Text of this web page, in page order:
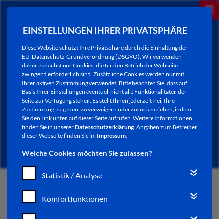
EINSTELLUNGEN IHRER PRIVATSPHÄRE
Diese Website schützt Ihre Privatsphäre durch die Einhaltung der
EU-Datenschutz-Grundverordnung (DSGVO). Wir verwenden
daher zunächst nur Cookies, die für den Betrieb der Webseite
zwingend erforderlich sind. Zusätzliche Cookies werden nur mit
Ihrer aktiven Zustimmung verwendet. Bitte beachten Sie, dass auf
Basis Ihrer Einstellungen eventuell nicht alle Funktionalitäten der
Seite zur Verfügung stehen. Es steht Ihnen jederzeit frei, Ihre
Zustimmung zu geben, zu verweigern oder zurückzuziehen, indem
Sie den Link unten auf dieser Seite aufrufen. Weitere Informationen
finden Sie in unsererDatenschutzerklärung. Angaben zum Betreiber
dieser Webseite finden Sie im Impressum.
Welche Cookies möchten Sie zulassen?
Statistik / Analyse
Komfortfunktionen
NEWSLETTER / CITY LETTER
START